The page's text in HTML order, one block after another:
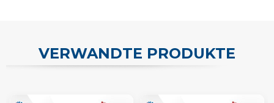
VERWANDTE PRODUKTE